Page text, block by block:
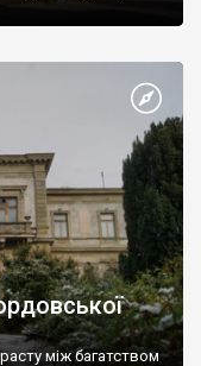
між багатством